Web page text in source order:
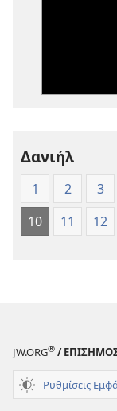
Δανιήλ
1 2 3
10
11 12
JW.ORG® /
Ρυθμίσεις